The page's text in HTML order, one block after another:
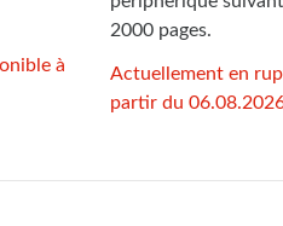
à
2000 pages.
Actuellement en
partir du